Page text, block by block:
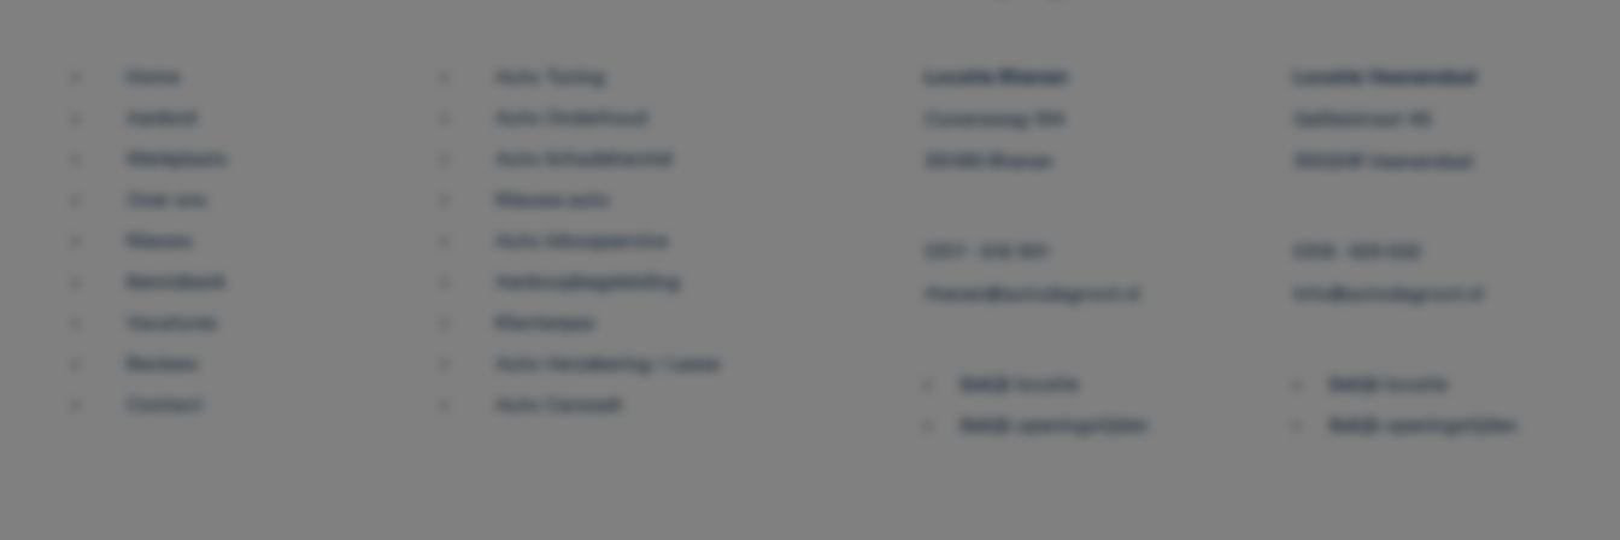
Aanbod
Werkplaats
Over ons
Nieuws
Kennisbank
Vacatures
Reviews
Auto Tuning
Auto Onderhoud
Auto Schadeherstel
Nieuwe auto
Auto inkoopservice
Aankoopbegeleiding
Klantenpas
Auto Verzekering / Lease
Auto Carwash
Locatie Rhenen
Cuneraweg 194
3911RS Rhenen
rhenen@autodegroot.nl
Bekijk locatie
Bekijk openingstijden
Locatie Veenendaal
Galileistraat 46
3902HR Veenendaal
info@autodegroot.nl
Bekijk locatie
Bekijk openingstijden